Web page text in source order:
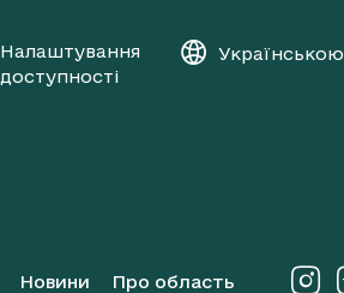
Налаштування
доступності
Українською
Новини Про область